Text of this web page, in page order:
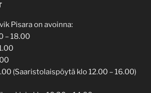
Pisara on avoinna:
– 18.00
(Saaristolaispöytä klo 12.00 – 16.00)